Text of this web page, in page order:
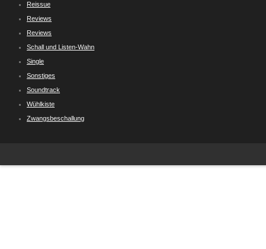
Reissue
Reviews
Reviews
Schall und Listen-Wahn
Single
Sonstiges
Soundtrack
Wühlkiste
Zwangsbeschallung